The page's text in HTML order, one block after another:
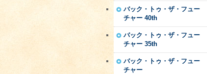
バック・トゥ・ザ・フュー
チャー 40th
バック・トゥ・ザ・フュー
チャー 35th
バック・トゥ・ザ・フュー
チャー